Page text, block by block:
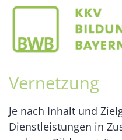
Zum Inhalt springen
Vernetzung
Je nach Inhalt und
Dienstleistungen in